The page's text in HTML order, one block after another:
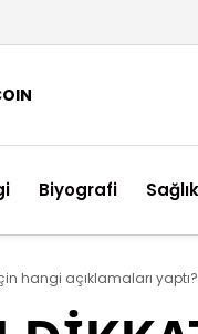
Biyografi Sağlık
için hangi açıklamaları yaptı?